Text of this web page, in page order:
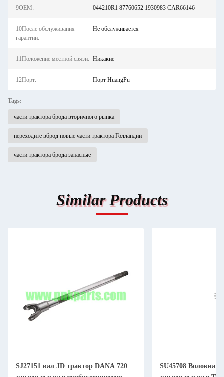
9OEM: 044210R1 87760652 1930983 CAR66146
10После обслуживания
гарантии:
Не обслуживается
11Положение местной связи: Никакие
12Порт: Порт HuangPu
Tags:
части трактора брода вторичного рынка
переходите вброд новые части трактора Голландии
части трактора брода запасные
Similar Products
SJ27151 вал JD трактор DANA 720
SU45708 Волокна